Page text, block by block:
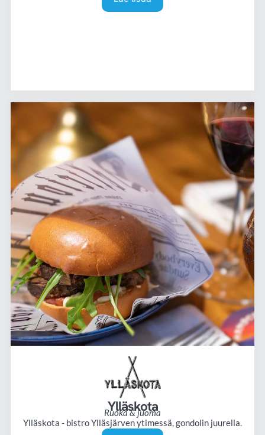
Ylläskota
Ruoka & juoma
Ylläskota - bistro Ylläsjärven ytimessä, gondolin juurella.